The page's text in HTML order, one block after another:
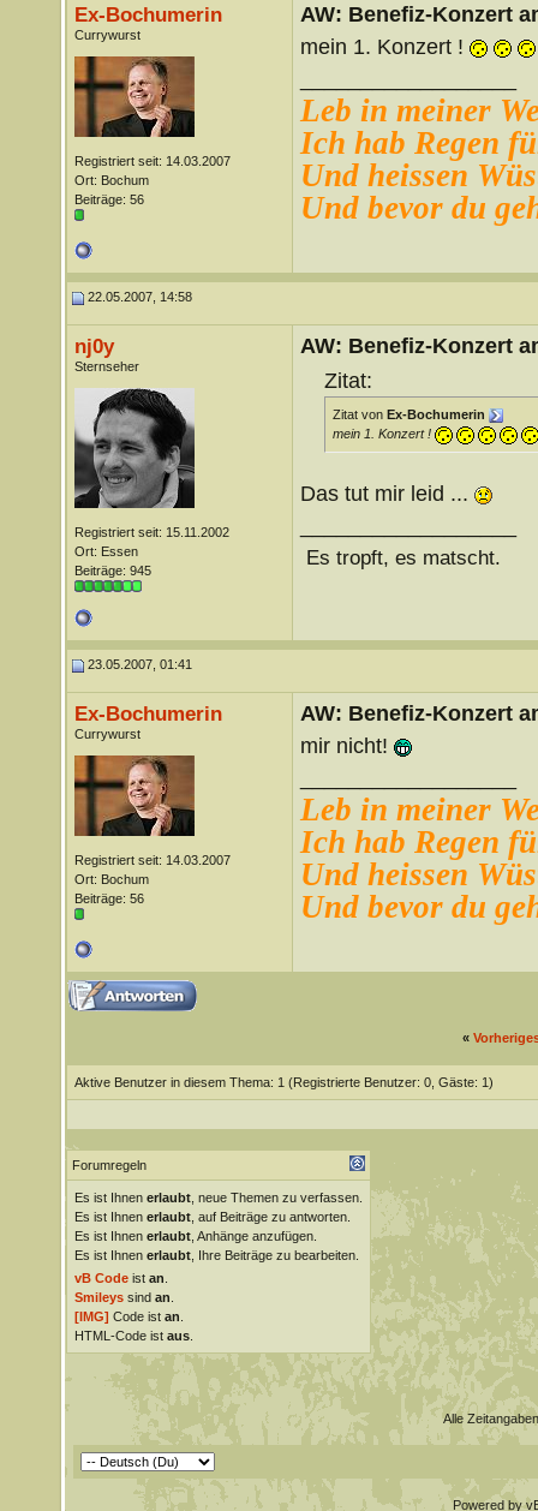
Ex-Bochumerin
Currywurst
Registriert seit: 14.03.2007
Ort: Bochum
Beiträge: 56
AW: Benefiz-Konzert
mein 1. Konzert !
Leb in meiner
Ich hab Regen
Und heissen
Und bevor du
22.05.2007, 14:58
nj0y
Sternseher
Registriert seit: 15.11.2002
Ort: Essen
Beiträge: 945
AW: Benefiz-Konzert
Zitat:
Zitat von Ex-Bochumerin
mein 1. Konzert !
Das tut mir leid ...
Es tropft, es matscht.
23.05.2007, 01:41
Ex-Bochumerin
Currywurst
Registriert seit: 14.03.2007
Ort: Bochum
Beiträge: 56
AW: Benefiz-Konzert
mir nicht!
Leb in meiner
Ich hab Regen
Und heissen
Und bevor du
«
Aktive Benutzer in diesem Thema: 1 (Registrierte Benutzer: 0, Gäste: 1)
Forumregeln
Es ist Ihnen erlaubt, neue Themen zu verfassen.
Es ist Ihnen erlaubt, auf Beiträge zu antworten.
Es ist Ihnen erlaubt, Anhänge anzufügen.
Es ist Ihnen erlaubt, Ihre Beiträge zu bearbeiten.
vB Codeist an
Smileyssind an
[IMG] Code ist an
HTML-Code ist aus.
Alle
Powered by